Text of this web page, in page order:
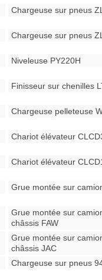
Chargeuse sur pneus
Chargeuse sur pneus
Niveleuse PY220H
Finisseur sur chenilles
Chargeuse pelleteuse
Chariot élévateur
Chariot élévateur
Grue montée sur
Grue montée sur
châssis FAW
Grue montée sur
châssis JAC
Chargeuse sur pneus